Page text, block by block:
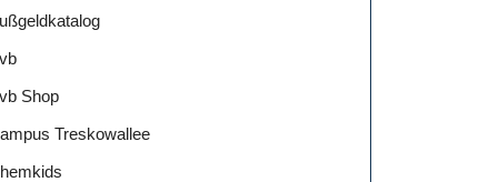
Shop
Treskowallee